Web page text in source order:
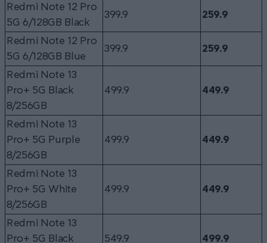
Redmi Note 12 Pro
5G 6/128GB Black
399.9 259.9
Redmi Note 12 Pro
5G 6/128GB Blue
399.9 259.9
Redmi Note 13
Pro+ 5G Black
8/256GB
499.9 449.9
Redmi Note 13
Pro+ 5G Purple
8/256GB
499.9 449.9
Redmi Note 13
Pro+ 5G White
8/256GB
499.9 449.9
Redmi Note 13
Pro+ 5G Black
549.9 499.9